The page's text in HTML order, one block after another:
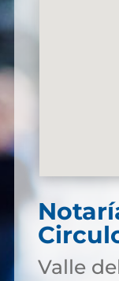
Valle